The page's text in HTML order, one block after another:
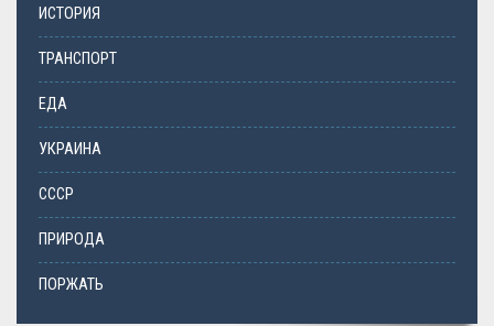
ИСТОРИЯ
ТРАНСПОРТ
ЕДА
УКРАИНА
СССР
ПРИРОДА
ПОРЖАТЬ